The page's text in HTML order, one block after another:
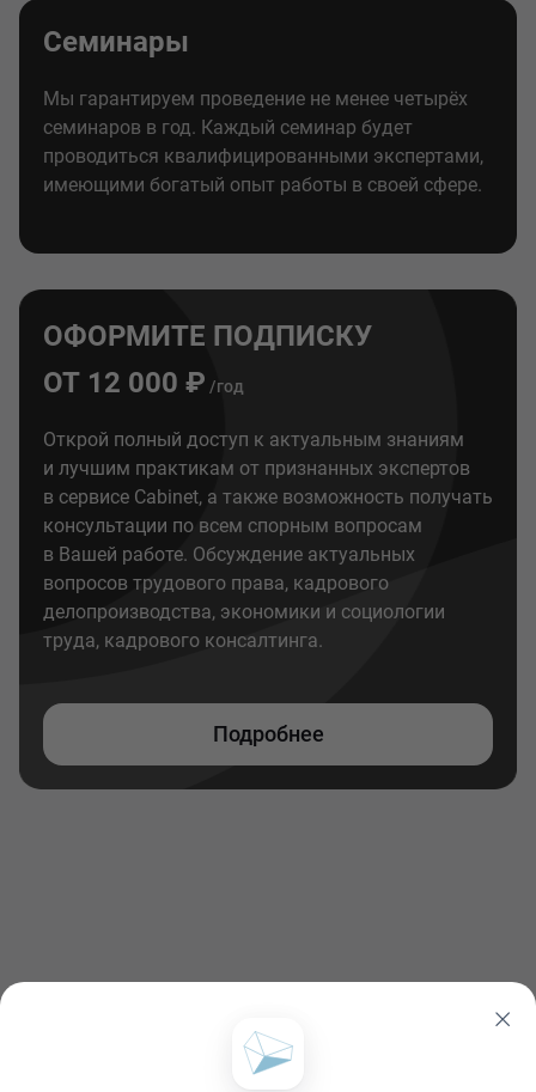
Семинары
Мы гарантируем проведение не менее четырёх
семинаров в год. Каждый семинар будет
проводиться квалифицированными экспертами,
имеющими богатый опыт работы в своей сфере.
ОФОРМИТЕ ПОДПИСКУ
ОТ 12 000 ₽ /год
Открой полный доступ к актуальным знаниям
и лучшим практикам от признанных экспертов
в сервисе Cabinet, а также возможность получать
консультации по всем спорным вопросам
в Вашей работе. Обсуждение актуальных
вопросов трудового права, кадрового
делопроизводства, экономики и социологии
труда, кадрового консалтинга.
Подробнее